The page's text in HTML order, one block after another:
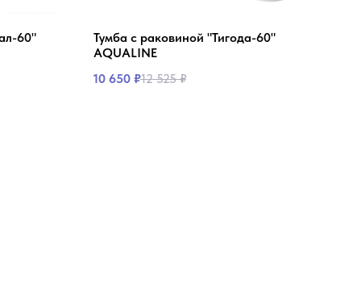
60"
Тумба с раковиной "Тигода-60"
AQUALINE
10 650 ₽12 525 ₽